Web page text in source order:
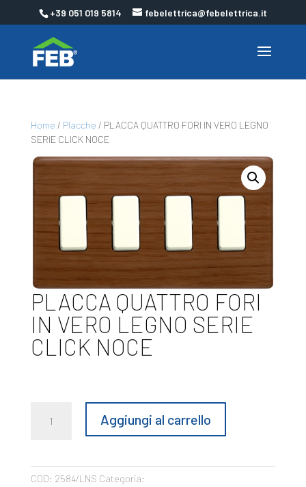
+39 051 019 5814 febelettrica@febelettrica.it
Home / Placche / PLACCA QUATTRO FORI IN VERO LEGNO
SERIE CLICK NOCE
PLACCA QUATTRO FORI
IN VERO LEGNO SERIE
CLICK NOCE
QUATTRO
VERO
LEGNO
Aggiungi al carrello
COD: 2584/LNS Categoria: